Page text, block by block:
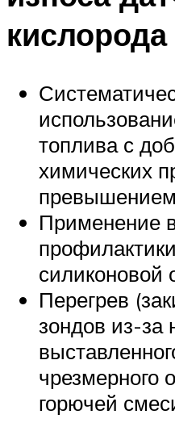
кислорода
топлива с
химических
Применение
силиконовой
Перегрев
зондов из-за
чрезмерного
горючей